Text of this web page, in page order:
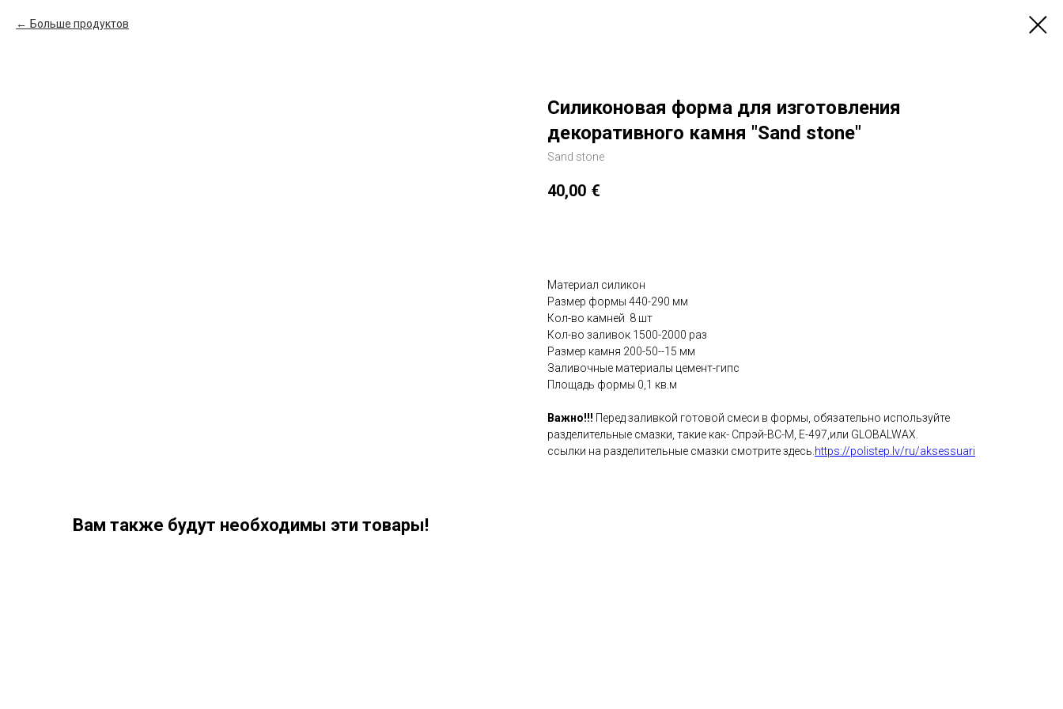
Больше продуктов
Силиконовая форма для изготовления
декоративного камня "Sand stone"
Sand stone
40,00 €
Материал силикон
Размер формы 440-290 мм
Кол-во камней 8 шт
Кол-во заливок 1500-2000 раз
Размер камня 200-50--15 мм
Заливочные материалы цемент-гипс
Площадь формы 0,1 кв.м
Важно!!! Перед заливкой готовой смеси в формы, обязательно используйте
разделительные смазки, такие как- Спрэй-ВС-М, E-497,или GLOBALWAX.
ссылки на разделительные смазки смотрите здесь.https://polistep.lv/ru/aksessuari
Вам также будут необходимы эти товары!